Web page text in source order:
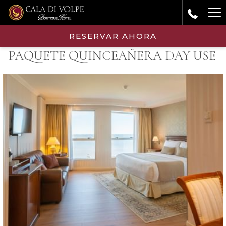
RESERVAR AHORA
PAQUETE QUINCEAÑERA DAY USE